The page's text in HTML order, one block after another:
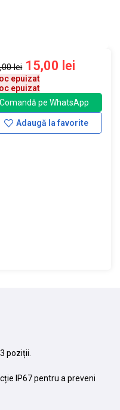
lei 15,00 lei
epuizat
epuizat
Comandă pe WhatsApp
Adaugă la favorite
poziții
IP67 pentru a preveni